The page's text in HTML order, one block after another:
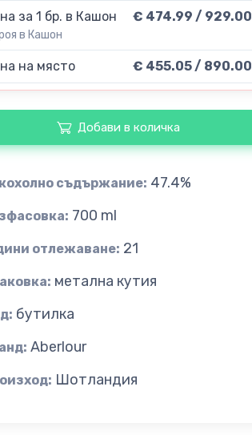
за 1 бр. в Кашон
в Кашон
€ 474.99 / 929.00
на място € 455.05 / 890.00
Добави в количка
съдържание: 47.4%
700 ml
отлежаване: 21
метална кутия
бутилка
Aberlour
Шотландия